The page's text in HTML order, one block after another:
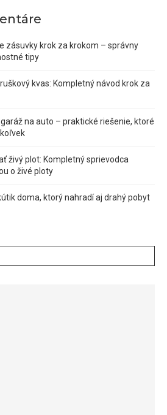
zásuvky krok za krokom – správny
tipy
kvas: Kompletný návod krok za
na auto – praktické riešenie, ktoré
živý plot: Kompletný sprievodca
o živé ploty
doma, ktorý nahradí aj drahý pobyt